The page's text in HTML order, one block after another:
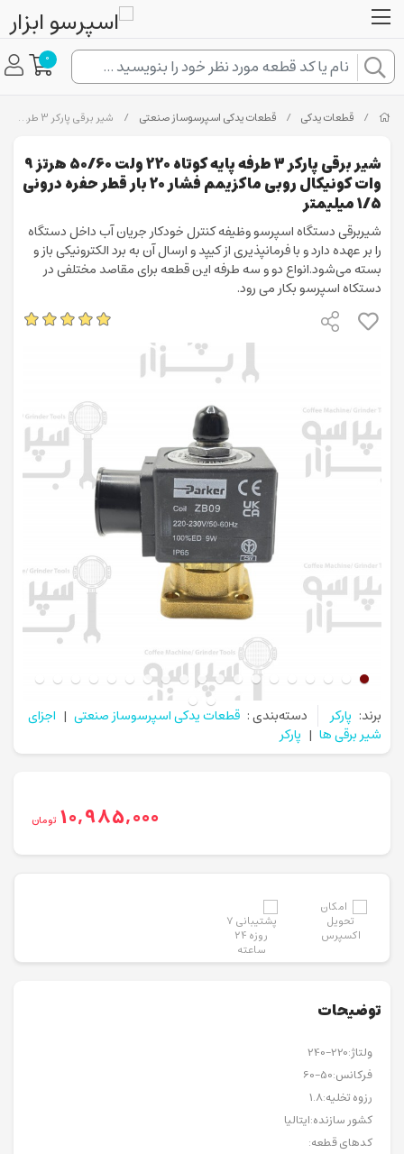
0
/ قطعات یدکی / قطعات یدکی اسپرسوساز صنعتی / شیر برقی پارکر 3 طرفه پایه کوتاه 220 ولت 50/60 هرتز 9 وات کونیکال روبی ماکزیمم فشار 20 بار قطر حفره درونی 1/5 میلیمتر
شیر برقی پارکر 3 طرفه پایه کوتاه 220 ولت 50/60 هرتز 9
وات کونیکال روبی ماکزیمم فشار 20 بار قطر حفره درونی
1/5 میلیمتر
شیربرقی دستگاه اسپرسو وظیفه کنترل خودکار جریان آب داخل دستگاه
را بر عهده دارد و با فرمانپذیری از کیپد و ارسال آن به برد الکترونیکی باز و
بسته می‌شود.انواع دو و سه طرفه این قطعه برای مقاصد مختلفی در
دستکاه اسپرسو بکار می رود.
برند: پارکر دسته‌بندی : قطعات یدکی اسپرسوساز صنعتی | اجزای
شیر برقی ها | پارکر
10,985,000 تومان
توضیحات
ولتاژ:220-240
فرکانس:50-60
رزوه تخلیه:1.8
کشور سازنده:ایتالیا
کدهای قطعه: